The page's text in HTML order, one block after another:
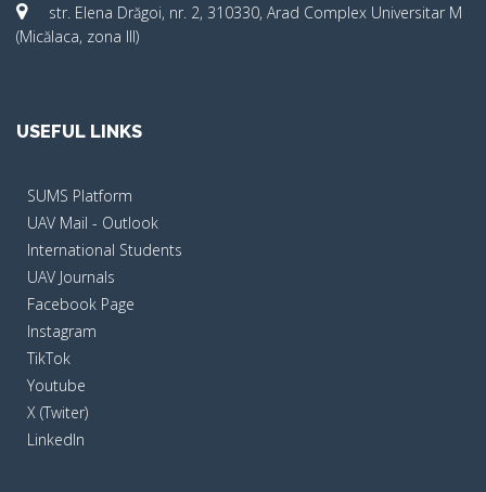
str. Elena Drăgoi, nr. 2, 310330, Arad Complex Universitar M
(Micălaca, zona III)
USEFUL LINKS
SUMS Platform
UAV Mail - Outlook
International Students
UAV Journals
Facebook Page
Instagram
TikTok
Youtube
X (Twiter)
LinkedIn